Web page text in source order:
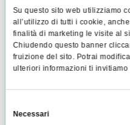
Su questo sito web utilizziamo
all’utilizzo di tutti i cookie,
finalità di marketing le visite al
Chiudendo questo banner
fruizione del sito. Potrai
ulteriori informazioni ti
delNecessari